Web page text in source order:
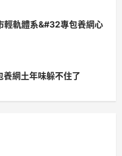
輕軌體系&#32專包養網心
網土年味躲不住了